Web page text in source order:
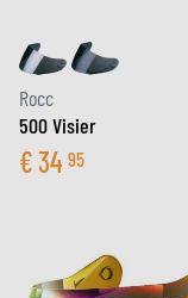
Rocc
500 Visier
€34 95